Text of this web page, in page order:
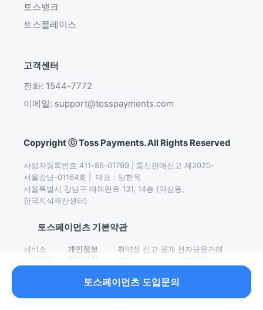
이어서 읽어보세요.
토스뱅크
토스플레이스
고객센터
전화: 1544-7772
이메일: support@tosspayments.com
Copyright ⓒ Toss Payments. All Rights Reserved
사업자등록번호 411-86-01799 | 통신판매신고 제2020-
서울강남-01164호 |  대표 : 임한욱
서울특별시 강남구 테헤란로 131, 14층 (역삼동,
한국지식재산센터)
토스페이먼츠 기본약관
서비스
개인정보
처리방침
취약점 신고∙공개 전자금융거래
토스페이먼츠 도입문의